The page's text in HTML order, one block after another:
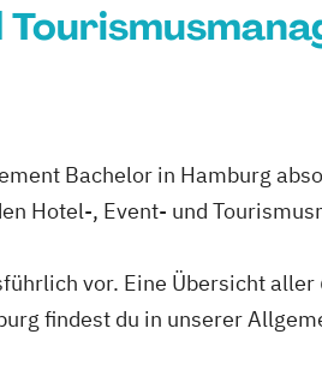
Bachelor in Hamburg
Hotel-, Event- und
vor. Eine Übersicht
findest du in unserer